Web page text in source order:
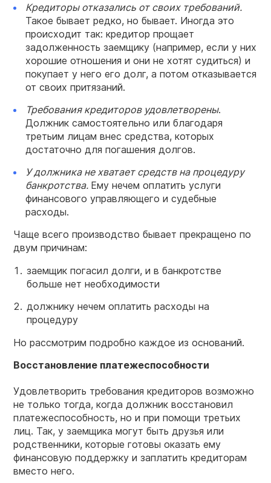
Кредиторыотказались от своих требований.
Такое бывает редко, но бывает. Иногда это
происходит так: кредитор прощает
задолженность заемщику (например, если у них
хорошие отношения и они не хотят судиться) и
покупает у него его долг, а потом отказывается
от своих притязаний.
Требования кредиторовудовлетворены.
Должник самостоятельно или благодаря
третьим лицам внес средства, которых
достаточно для погашения долгов.
Удолжникане хватает средств на процедуру
банкротства. Ему нечем оплатить услуги
финансового управляющего и судебные
расходы.
Чаще всего производство бывает прекращено по
двум причинам:
заемщик погасил долги, и в банкротстве
больше нет необходимости
должнику нечем оплатить расходы на
процедуру
Но рассмотрим подробно каждое из оснований.
Восстановление платежеспособности
Удовлетворить требования кредиторов возможно
не только тогда, когда должник восстановил
платежеспособность, но и при помощи третьих
лиц. Так, у заемщика могут быть друзья или
родственники, которые готовы оказать ему
финансовую поддержку и заплатить кредиторам
вместо него.